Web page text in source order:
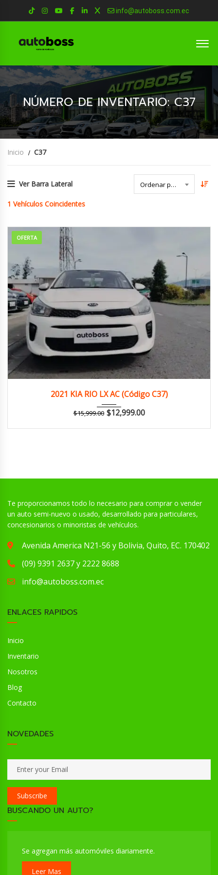
info@autoboss.com.ec
NÚMERO DE INVENTARIO: C37
Inicio C37
Ver Barra Lateral Ordenar por Fecha
1 Vehículos Coincidentes
OFERTA
2021 KIA RIO LX AC (Código C37)
$15,999.00 $12,999.00
Te proporcionamos todo lo necesario para comprar o vender
un auto semi-nuevo o usado, desarrollado para particulares,
concesionarios o minoristas de vehículos.
Avenida America N21-56 y Bolivia, Quito, EC. 170402
(09) 9391 2637 y 2222 8688
info@autoboss.com.ec
ENLACES RAPIDOS
Inicio
Inventario
Nosotros
Blog
Contacto
NOVEDADES
Subscribe
BUSCANDO UN AUTO?
Se agregan más automóviles diariamente.
Leer Mas